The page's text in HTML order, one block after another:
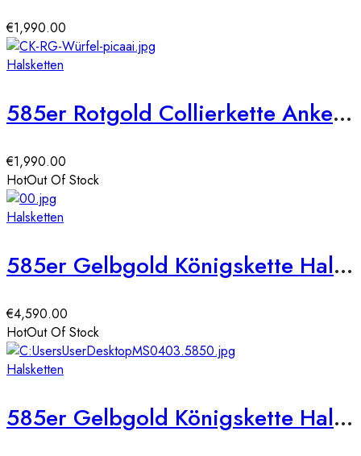
€1,990.00
Halsketten
585er Rotgold Collierkette Ankerkette mit diamantierten Elementen
€1,990.00
HotOut Of Stock
Halsketten
585er Gelbgold Königskette Halbmassiv 5,50 mm
€4,590.00
HotOut Of Stock
Halsketten
585er Gelbgold Königskette Halbmassiv 7 mm